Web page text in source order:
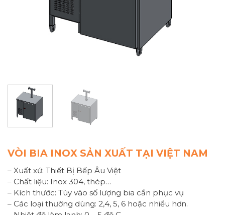
VÒI BIA INOX SẢN XUẤT TẠI VIỆT NAM
– Xuất xứ: Thiết Bị Bếp Âu Việt
– Chất liệu: Inox 304, thép…
– Kích thước: Tùy vào số lượng bia cần phục vụ
– Các loại thường dùng: 2,4, 5, 6 hoặc nhiều hơn.